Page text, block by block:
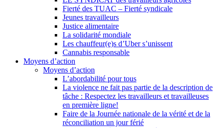
Fierté des TUAC – Fierté syndicale
Jeunes travailleurs
Justice alimentaire
La solidarité mondiale
Les chauffeur(e)s d’Uber s’unissent
Cannabis responsable
Moyens d’action
Moyens d’action
L’abordabilité pour tous
La violence ne fait pas partie de la description de
tâche : Respectez les travailleurs et travailleuses
en première ligne!
Faire de la Journée nationale de la vérité et de la
réconciliation un jour férié